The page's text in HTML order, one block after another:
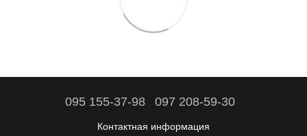
095 155-37-98 097 208-59-30
Контактная информация